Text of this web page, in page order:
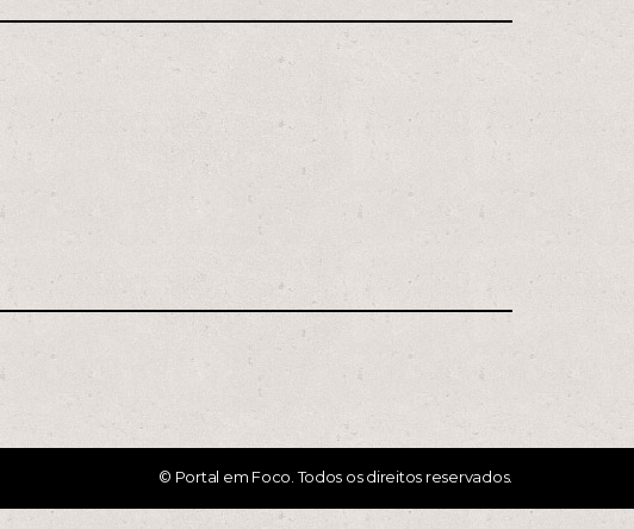
© Portal em Foco. Todos os direitos reservados.